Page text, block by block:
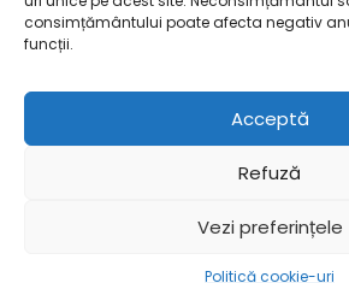
consimțământului poate afecta negativ
funcții.
Acceptă
Refuză
Vezi preferințele
Politică cookie-uri